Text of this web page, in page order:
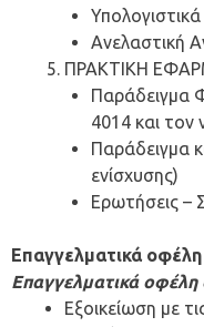
Ανελαστική
ΠΡΑΚΤΙΚΗ
Παράδειγμα
4014 και τον
Παράδειγμα
ενίσχυσης)
Ερωτήσεις –
Επαγγελματικά
Επαγγελματικά οφέλη
Εξοικείωση με